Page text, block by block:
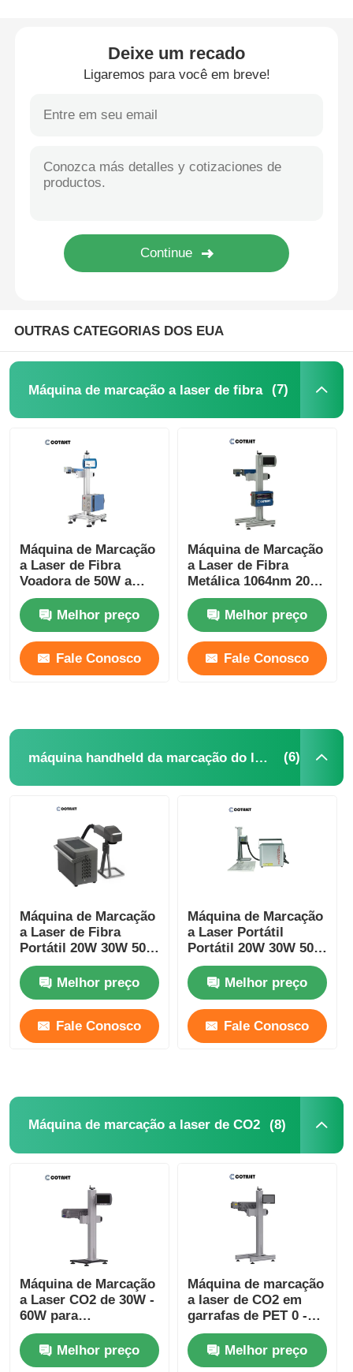
Cartuchos de tinta industriais
Máquina de transporte de páginas
Deixe um recado
Ligaremos para você em breve!
OUTRAS CATEGORIAS DOS EUA
Máquina de marcação a laser de fibra (7)
Máquina de Marcação
a Laser de Fibra
Voadora de 50W a
100W para Aço
Inoxidável /
Dispositivos Médicos
Melhor preço
Fale Conosco
Máquina de Marcação
a Laser de Fibra
Metálica 1064nm 20W
30W 50W 100W Para
TubosMelhor preço
Fale Conosco
máquina handheld da marcação do laser (6)
Máquina de Marcação
a Laser de Fibra
Portátil 20W 30W 50W
100W Marcador a
Laser Portátil para
Metal
Melhor preço
Fale Conosco
Máquina de Marcação
a Laser Portátil
Portátil 20W 30W 50W
100W Máquina de
Marcação a Laser de
Mesa
Melhor preço
Fale Conosco
Máquina de marcação a laser de CO2 (8)
Máquina de Marcação
a Laser CO2 de 30W -
60W para
Codificadores de
Garrafas em Linha de
Produção
Melhor preço
Máquina de marcação
a laser de CO2 em
garrafas de PET 0 -
130 m/min com
codificador a laser
Melhor preço